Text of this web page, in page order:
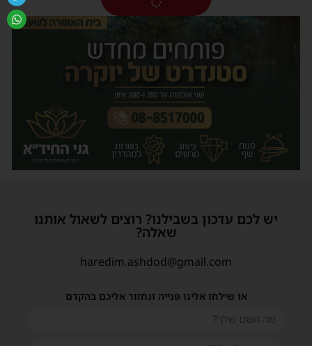
יש לכם עדכון בשבילנו? רוצים לשאול אותנו
שאלה?
haredim.ashdod@gmail.com
או שילחו אלינו פנייה ונחזור אליכם בהקדם